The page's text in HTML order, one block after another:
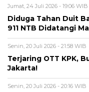
Jumat, 24 Juli 2026 - 19:06 WIB
Diduga Tahan Duit
911 NTB Didatangi
Senin, 20 Juli 2026 - 21:58 WIB
Terjaring OTT KPK,
Jakarta!
Senin, 20 Juli 2026 - 20:16 WIB